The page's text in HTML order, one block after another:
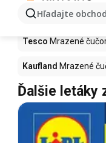
Hľadajte
kúpiť?
Tesco Mrazené
Kaufland Mrazené
Ďalšie letáky